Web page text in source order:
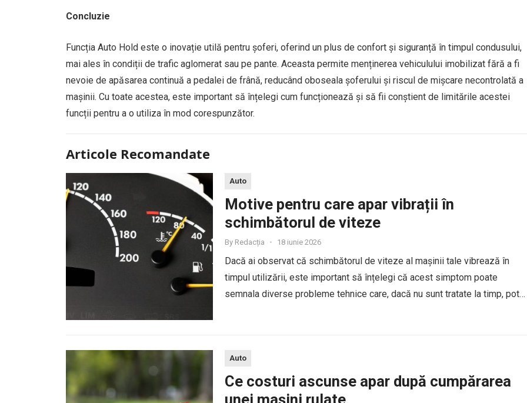
Concluzie
Funcția Auto Hold este o inovație utilă pentru șoferi, oferind un plus de confort și siguranță în timpul condusului,
mai ales în condiții de trafic aglomerat sau pe pante. Aceasta permite menținerea vehiculului imobilizat fără a fi
nevoie de apăsarea continuă a pedalei de frână, reducând oboseala șoferului și riscul de mișcare necontrolată a
mașinii. Cu toate acestea, este important să înțelegi cum funcționează și să fii conștient de limitările acestei
funcții pentru a o utiliza în mod corespunzător.
Articole Recomandate
Auto
Motive pentru care apar vibrații în
schimbătorul de viteze
By Redacția • 18 iunie 2026
Dacă ai observat că schimbătorul de viteze al mașinii tale vibrează în
timpul utilizării, este important să înțelegi că acest simptom poate
semnala diverse probleme tehnice care, dacă nu sunt tratate la timp, pot
Auto
Ce costuri ascunse apar după cumpărarea
unei mașini rulate